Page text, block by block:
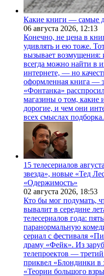
Какие книги — самые
06 августа 2026, 12:13
Конечно, не цена в
удивлять и ею тоже.
вызывает
всегда можно найти в
интернете, — но
оформленная книга —
«Фонтанка»
магазины о том, какие
дорогие, и чем они
всех смыслах подборка.
15 телесериалов
звезда», новые «Тед
«Одержимость»
02 августа 2026, 18:53
Кто бы мог подумать,
вывалит в середине
телесериалов года:
паранормальную
сериал с фестиваля
драму «Фейк». Из
телепроектов —
приквел «Блондинки в
«Теории большого